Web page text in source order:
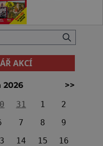
KALENDÁŘ AKCÍ
AKCÍ
2026
>>
31 1
2
7 8
9
14 15
16